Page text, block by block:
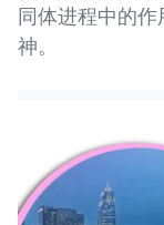
同体进程中的
神。